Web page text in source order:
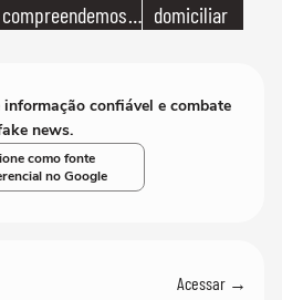
domiciliar
confiável e combate
news.
como fonte
no Google
Acessar →